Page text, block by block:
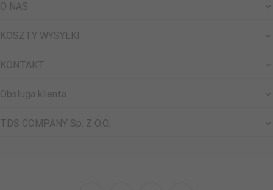
O NAS
KOSZTY WYSYŁKI
KONTAKT
Obsługa klienta
TDS COMPANY Sp. Z O.O.